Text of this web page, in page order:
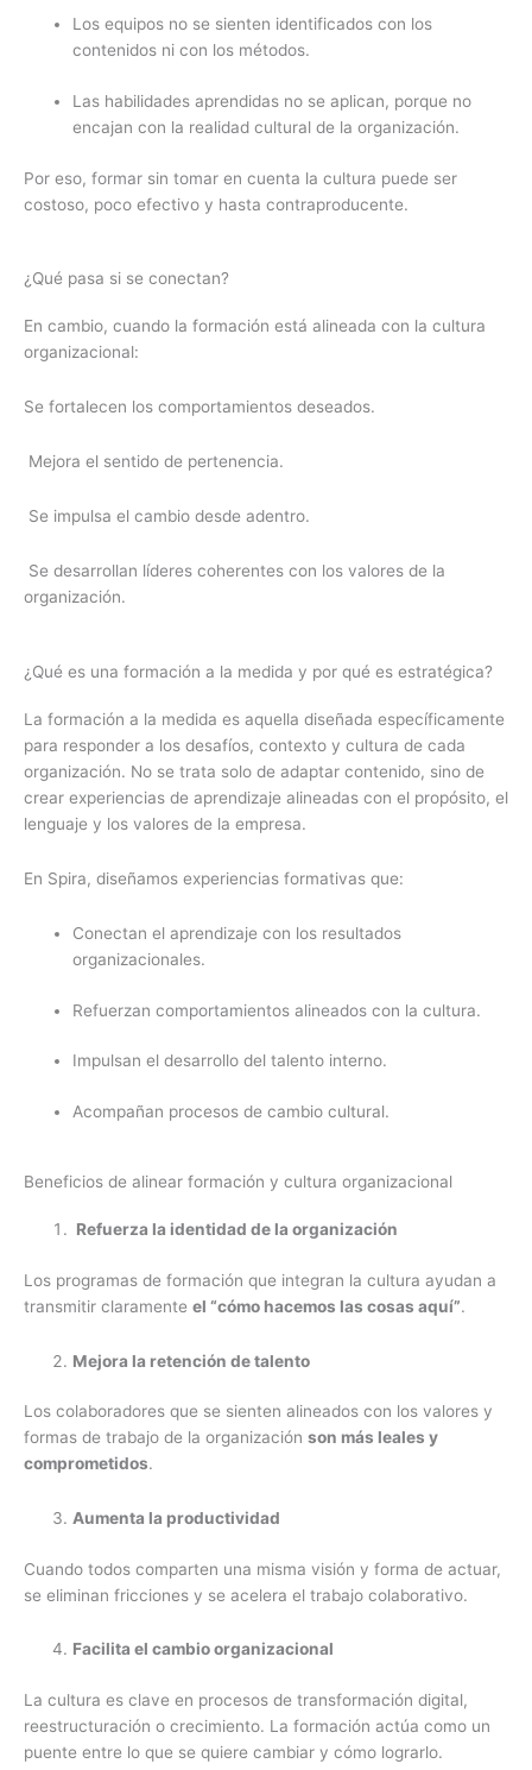
Los equipos no se sienten identificados con los
contenidos ni con los métodos.
Las habilidades aprendidas no se aplican, porque no
encajan con la realidad cultural de la organización.
Por eso, formar sin tomar en cuenta la cultura puede ser
costoso, poco efectivo y hasta contraproducente.
¿Qué pasa si se conectan?
En cambio, cuando la formación está alineada con la cultura
organizacional:
Se fortalecen los comportamientos deseados.
Mejora el sentido de pertenencia.
Se impulsa el cambio desde adentro.
Se desarrollan líderes coherentes con los valores de la
organización.
¿Qué es una formación a la medida y por qué es estratégica?
La formación a la medida es aquella diseñada específicamente
para responder a los desafíos, contexto y cultura de cada
organización. No se trata solo de adaptar contenido, sino de
crear experiencias de aprendizaje alineadas con el propósito, el
lenguaje y los valores de la empresa.
En Spira, diseñamos experiencias formativas que:
Conectan el aprendizaje con los resultados
organizacionales.
Refuerzan comportamientos alineados con la cultura.
Impulsan el desarrollo del talento interno.
Acompañan procesos de cambio cultural.
Beneficios de alinear formación y cultura organizacional
Refuerza la identidad de la organización
Los programas de formación que integran la cultura ayudan a
transmitir claramente el “cómo hacemos las cosas aquí”.
Mejora la retención de talento
Los colaboradores que se sienten alineados con los valores y
formas de trabajo de la organización son más leales y
comprometidos.
Aumenta la productividad
Cuando todos comparten una misma visión y forma de actuar,
se eliminan fricciones y se acelera el trabajo colaborativo.
Facilita el cambio organizacional
La cultura es clave en procesos de transformación digital,
reestructuración o crecimiento. La formación actúa como un
puente entre lo que se quiere cambiar y cómo lograrlo.